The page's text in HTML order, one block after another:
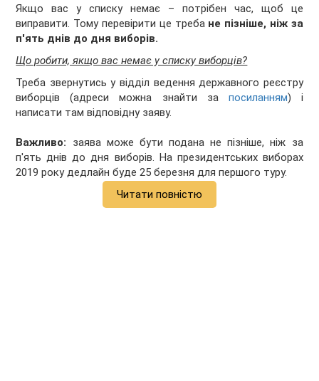
Якщо вас у списку немає – потрібен час, щоб це
виправити. Тому перевірити це треба не пізніше, ніж за
п'ять днів до дня виборів.
Що робити, якщо вас немає у списку виборців?
Треба звернутись у відділ ведення державного реєстру
виборців (адреси можна знайти за посиланням) і
написати там відповідну заяву.
Важливо: заява може бути подана не пізніше, ніж за
п'ять днів до дня виборів. На президентських виборах
2019 року дедлайн буде 25 березня для першого туру.
Читати повністю